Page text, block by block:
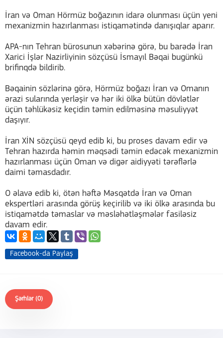
İran və Oman Hörmüz boğazının idarə olunması üçün yeni
mexanizmin hazırlanması istiqamətində danışıqlar aparır.
APA-nın Tehran bürosunun xəbərinə görə, bu barədə İran
Xarici İşlər Nazirliyinin sözçüsü İsmayıl Bəqai bugünkü
brifinqdə bildirib.
Bəqainin sözlərinə görə, Hörmüz boğazı İran və Omanın
ərazi sularında yerləşir və hər iki ölkə bütün dövlətlər
üçün təhlükəsiz keçidin təmin edilməsinə məsuliyyət
daşıyır.
İran XİN sözçüsü qeyd edib ki, bu proses davam edir və
Tehran hazırda həmin məqsədi təmin edəcək mexanizmin
hazırlanması üçün Oman və digər aidiyyəti tərəflərlə
daimi təmasdadır.
O əlavə edib ki, ötən həftə Məsqətdə İran və Oman
ekspertləri arasında görüş keçirilib və iki ölkə arasında bu
istiqamətdə təmaslar və məsləhətləşmələr fasiləsiz
davam edir.
Facebook-da Paylaş
Şərhlər (0)